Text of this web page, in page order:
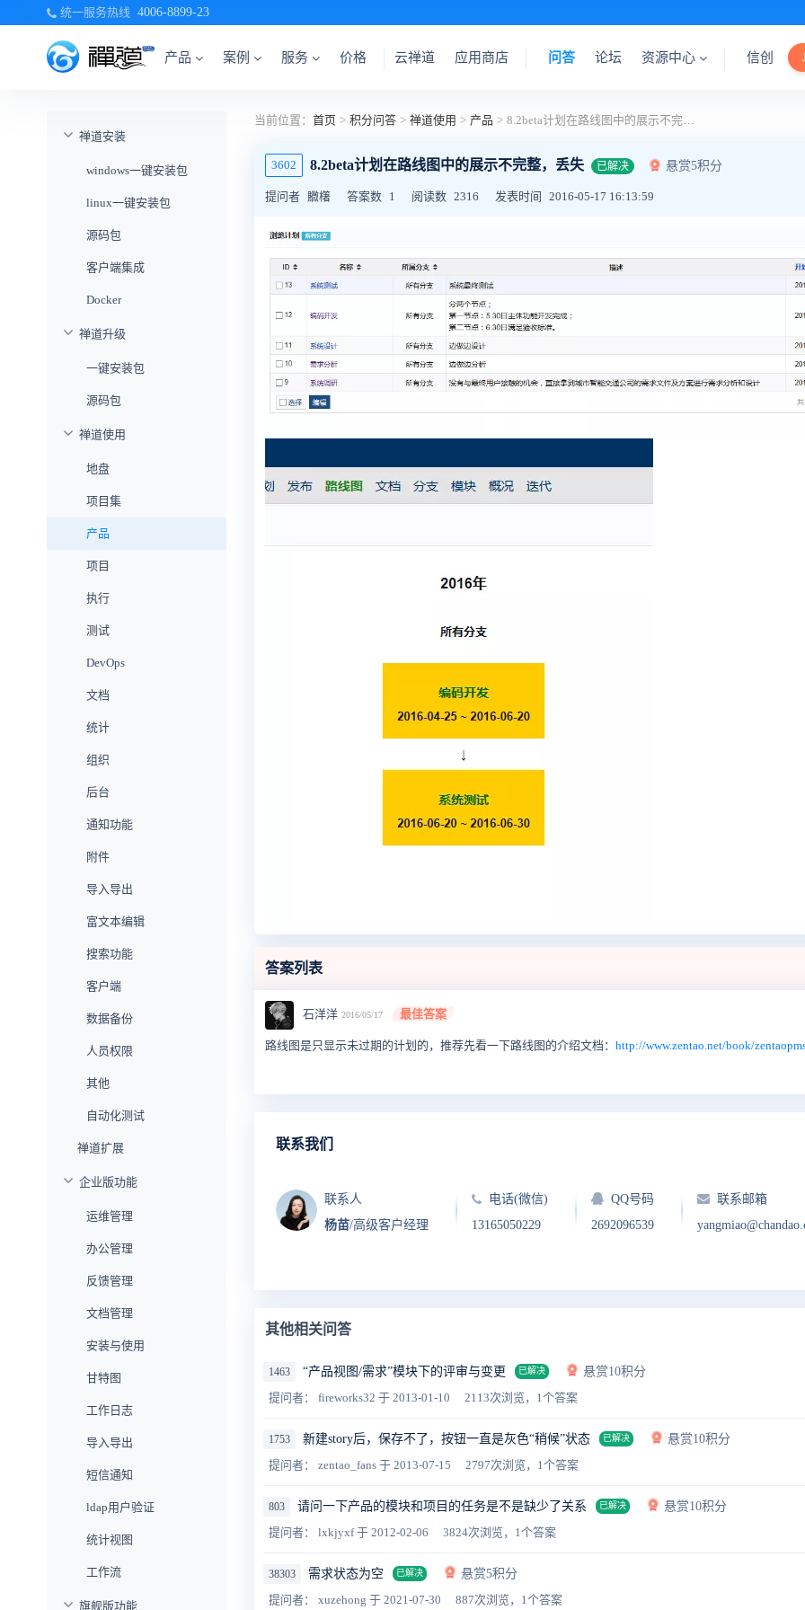
统一服务热线 4006-8899-23
产品 案例 服务 价格 云禅道 应用商店 问答 论坛 资源中心 信创
禅道安装
windows一键安装包
linux一键安装包
源码包
客户端集成
Docker
禅道升级
一键安装包
源码包
禅道使用
地盘
项目集
产品
项目
执行
测试
DevOps
文档
统计
组织
后台
通知功能
附件
导入导出
富文本编辑
搜索功能
客户端
数据备份
人员权限
其他
自动化测试
禅道扩展
企业版功能
运维管理
办公管理
反馈管理
文档管理
安装与使用
甘特图
工作日志
导入导出
短信通知
ldap用户验证
统计视图
工作流
旗舰版功能
当前位置： 首页 > 积分问答 > 禅道使用 > 产品 > 8.2beta计划在路线图中的展示不完整，丢失
3602 8.2beta计划在路线图中的展示不完整，丢失 已解决 悬赏5积分
提问者 覹櫡 答案数 1 阅读数 2316 发表时间 2016-05-17 16:13:59
答案列表
石洋洋 2016/05/17 最佳答案
路线图是只显示未过期的计划的，推荐先看一下路线图的介绍文档： http://www.zentao.net/book/
联系我们
联系人
杨苗/高级客户经理
电话(微信)
13165050229
QQ号码
2692096539
联系邮箱
其他相关问答
1463 “产品视图/需求”模块下的评审与变更 已解决
悬赏10积分
提问者： fireworks32 于 2013-01-10 2113次浏览，1个答案
1753 新建story后，保存不了，按钮一直是灰色“稍候”状态 已解决
悬赏10积分
提问者： zentao_fans 于 2013-07-15 2797次浏览，1个答案
803 请问一下产品的模块和项目的任务是不是缺少了关系 已解决
悬赏10积分
提问者： lxkjyxf于 2012-02-06 3824次浏览，1个答案
38303 需求状态为空 已解决
悬赏5积分
提问者： xuzehong 于 2021-07-30 887次浏览，1个答案